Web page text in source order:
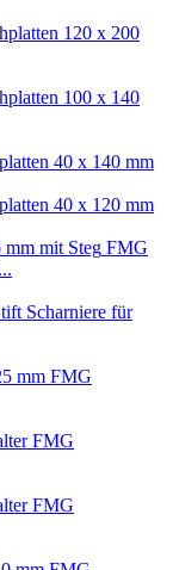
120 x 200
100 x 140
40 x 140 mm
40 x 120 mm
FMG
Scharniere für
FMG
FMG
FMG